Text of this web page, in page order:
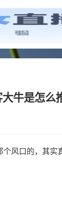
牛是怎么
风口的，其